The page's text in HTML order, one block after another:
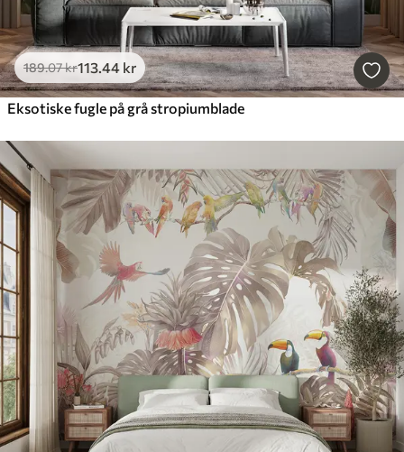
189.07kr113.44 kr
Eksotiske fugle på grå stropiumblade